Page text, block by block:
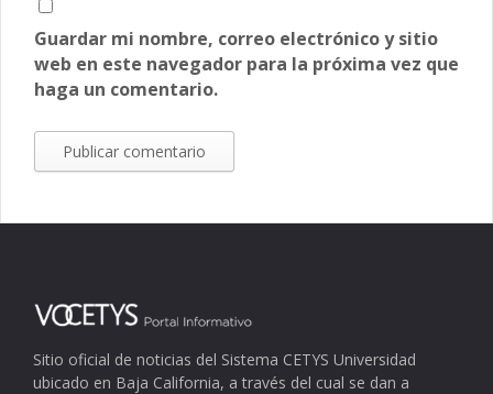
Guardar mi nombre, correo electrónico y sitio
web en este navegador para la próxima vez que
haga un comentario.
Sitio oficial de noticias del Sistema CETYS Universidad
ubicado en Baja California, a través del cual se dan a